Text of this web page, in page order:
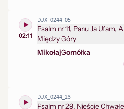
02:11
DUX_0244_05
Psalm nr 11, Panu Ja Ufam,
Między Góry
MikołajGomółka
DUX_0244_23
Psalm nr 29, Nieście